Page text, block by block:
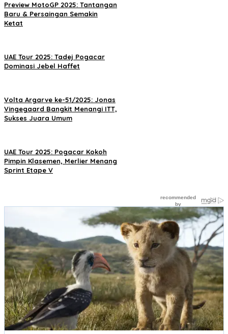
Preview MotoGP 2025: Tantangan
Baru & Persaingan Semakin
Ketat
UAE Tour 2025: Tadej Pogacar
Dominasi Jebel Haffet
Volta Argarve ke-51/2025: Jonas
Vingegaard Bangkit Menangi ITT,
Sukses Juara Umum
UAE Tour 2025: Pogacar Kokoh
Pimpin Klasemen, Merlier Menang
Sprint Etape V